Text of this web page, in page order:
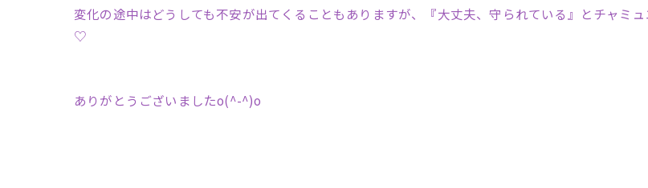
変化の途中はどうしても不安が出てくることもありますが、『大丈夫、守られている』とチャミ
♡
ありがとうございましたo(^-^)o